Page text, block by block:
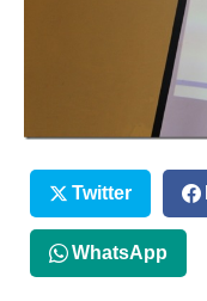
Twitter
WhatsApp